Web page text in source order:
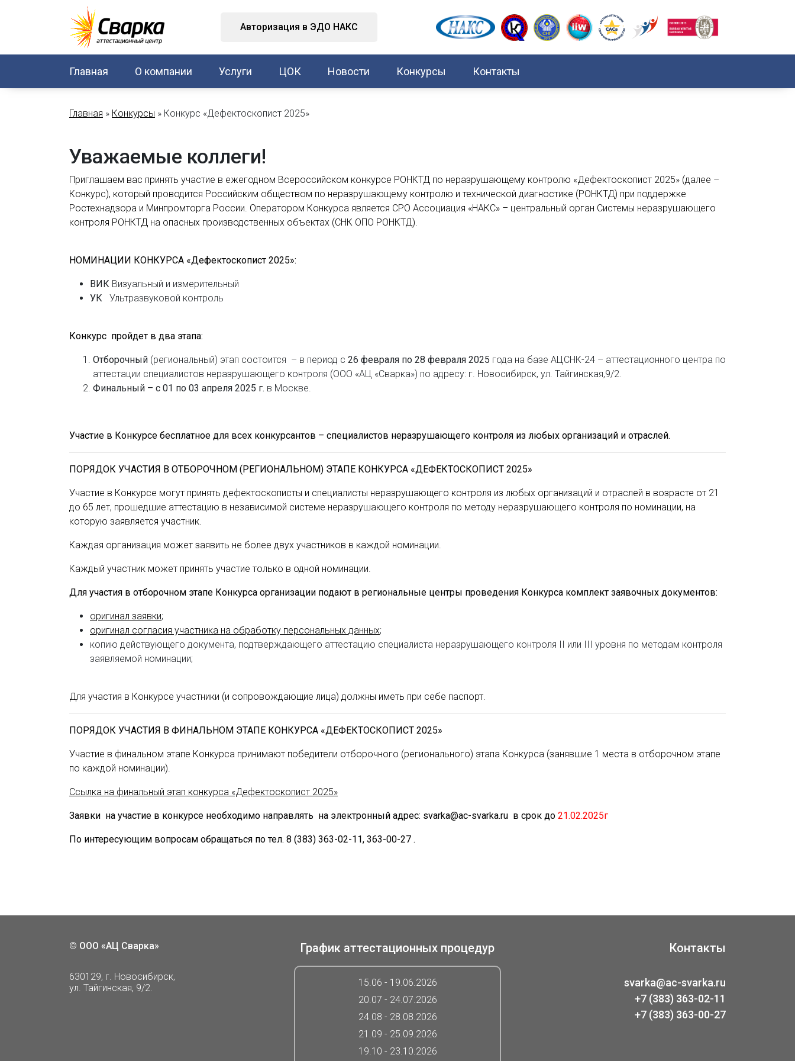
Авторизация в ЭДО НАКС
Главная О компании Услуги ЦОК Новости Конкурсы Контакты
Главная » Конкурсы » Конкурс «Дефектоскопист 2025»
Уважаемые коллеги!
Приглашаем вас принять участие в ежегодном Всероссийском конкурсе РОНКТД по неразрушающему контролю «Дефектоскопист 2025» (далее –
Конкурс), который проводится Российским обществом по неразрушающему контролю и технической диагностике (РОНКТД) при поддержке
Ростехнадзора и Минпромторга России. Оператором Конкурса является СРО Ассоциация «НАКС» – центральный орган Системы неразрушающего
контроля РОНКТД на опасных производственных объектах (СНК ОПО РОНКТД).
НОМИНАЦИИ КОНКУРСА «Дефектоскопист 2025»:
ВИК Визуальный и измерительный
УК
Ультразвуковой контроль
Конкурс пройдет в два этапа:
Отборочный (региональный) этап состоится – в период с 26 февраля по 28 февраля 2025 года на базе АЦСНК-24 – аттестационного центра по
аттестации специалистов неразрушающего контроля (ООО «АЦ «Сварка») по адресу: г. Новосибирск, ул. Тайгинская,9/2.
Финальный – с 01 по 03 апреля 2025 г. в Москве.
Участие в Конкурсе бесплатное для всех конкурсантов – специалистов неразрушающего контроля из любых организаций и отраслей.
ПОРЯДОК УЧАСТИЯ В ОТБОРОЧНОМ (РЕГИОНАЛЬНОМ) ЭТАПЕ КОНКУРСА «ДЕФЕКТОСКОПИСТ 2025»
Участие в Конкурсе могут принять дефектоскописты и специалисты неразрушающего контроля из любых организаций и отраслей в возрасте от 21
до 65 лет, прошедшие аттестацию в независимой системе неразрушающего контроля по методу неразрушающего контроля по номинации, на
которую заявляется участник.
Каждая организация может заявить не более двух участников в каждой номинации.
Каждый участник может принять участие только в одной номинации.
Для участия в отборочном этапе Конкурса организации подают в региональные центры проведения Конкурса комплект заявочных документов:
оригинал заявки;
оригинал согласия участника на обработку персональных данных;
копию действующего документа, подтверждающего аттестацию специалиста неразрушающего контроля II или III уровня по методам контроля
заявляемой номинации;
Для участия в Конкурсе участники (и сопровождающие лица) должны иметь при себе паспорт.
ПОРЯДОК УЧАСТИЯ В ФИНАЛЬНОМ ЭТАПЕ КОНКУРСА «ДЕФЕКТОСКОПИСТ 2025»
Участие в финальном этапе Конкурса принимают победители отборочного (регионального) этапа Конкурса (занявшие 1 места в отборочном этапе
по каждой номинации).
Ссылка на финальный этап конкурса «Дефектоскопист 2025»
Заявки на участие в конкурсе необходимо направлять на электронный адрес: svarka@ac-svarka.ru в срок до 21.02.2025г
По интересующим вопросам обращаться по тел. 8 (383) 363-02-11, 363-00-27 .
© ООО «АЦ Сварка»
630129, г. Новосибирск,
ул. Тайгинская, 9/2.
График аттестационных процедур
15.06 - 19.06.2026
20.07 - 24.07.2026
24.08 - 28.08.2026
21.09 - 25.09.2026
19.10 - 23.10.2026
Контакты
svarka@ac-svarka.ru
+7 (383) 363-02-11
+7 (383) 363-00-27